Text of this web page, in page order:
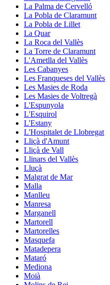
La Palma de Cervelló
La Pobla de Claramunt
La Pobla de Lillet
La Quar
La Roca del Vallès
La Torre de Claramunt
L'Ametlla del Vallès
Les Cabanyes
Les Franqueses del Vallès
Les Masies de Roda
Les Masies de Voltregà
L'Espunyola
L'Esquirol
L'Estany
L'Hospitalet de Llobregat
Lliçà d'Amunt
Lliçà de Vall
Llinars del Vallès
Lluçà
Malgrat de Mar
Malla
Manlleu
Manresa
Marganell
Martorell
Martorelles
Masquefa
Matadepera
Mataró
Mediona
Moià